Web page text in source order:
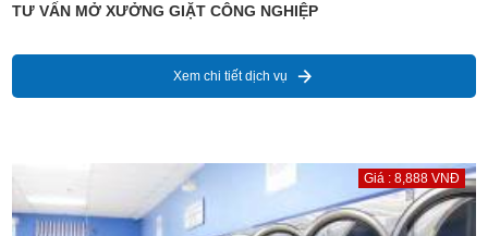
TƯ VẤN MỞ XƯỞNG GIẶT CÔNG NGHIỆP
Xem chi tiết dịch vụ
Giá : 8,888 VNĐ